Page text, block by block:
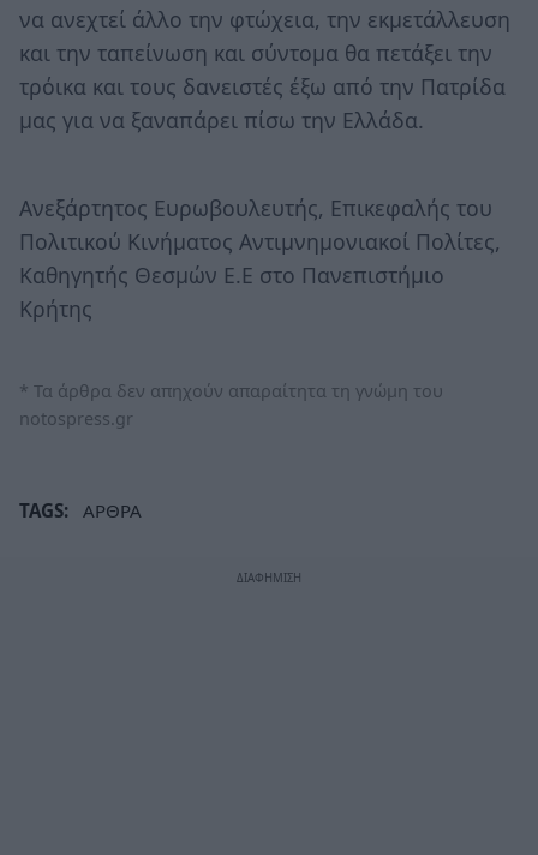
να ανεχτεί άλλο την φτώχεια, την εκμετάλλευση
και την ταπείνωση και σύντομα θα πετάξει την
τρόικα και τους δανειστές έξω από την Πατρίδα
μας για να ξαναπάρει πίσω την Ελλάδα.
Ανεξάρτητος Ευρωβουλευτής, Επικεφαλής του
Πολιτικού Κινήματος Αντιμνημονιακοί Πολίτες,
Καθηγητής Θεσμών Ε.Ε στο Πανεπιστήμιο
Κρήτης
* Τα άρθρα δεν απηχούν απαραίτητα τη γνώμη του
notospress.gr
TAGS: ΑΡΘΡΑ